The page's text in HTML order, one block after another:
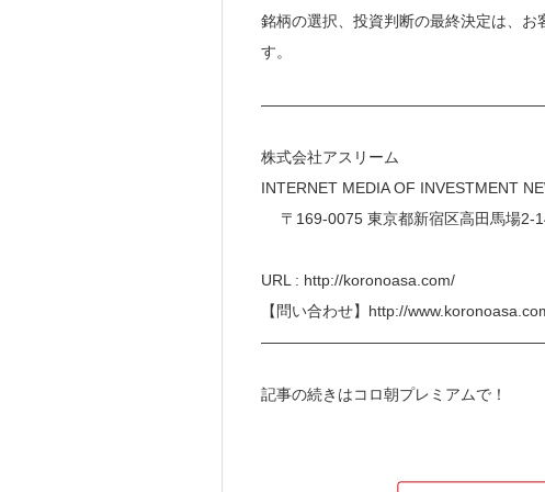
銘柄の選択、投資判断の最終決定は、
す。
株式会社アスリーム
INTERNET MEDIA OF
〒169-0075 東京都新宿区
URL : http://koronoasa.com/
【問い合わせ】http://
記事の続きはコロ朝プレミアムで！